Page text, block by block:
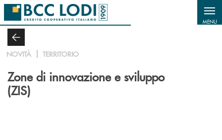
Salta al contenuto principale
MENU
NOVITÀ TERRITORIO
Zone di innovazione e sviluppo
(ZIS)